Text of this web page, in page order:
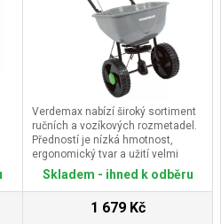
Verdemax nabízí široký sortiment
ručních a vozíkových rozmetadel.
Předností je nízká hmotnost,
ergonomický tvar a užití velmi
kvalitních materiálů. Díky svému
praktickému a líbivému provedení
kvalitní nářadí s delší životností a
Skladem - ihned k odběru
1 679 Kč